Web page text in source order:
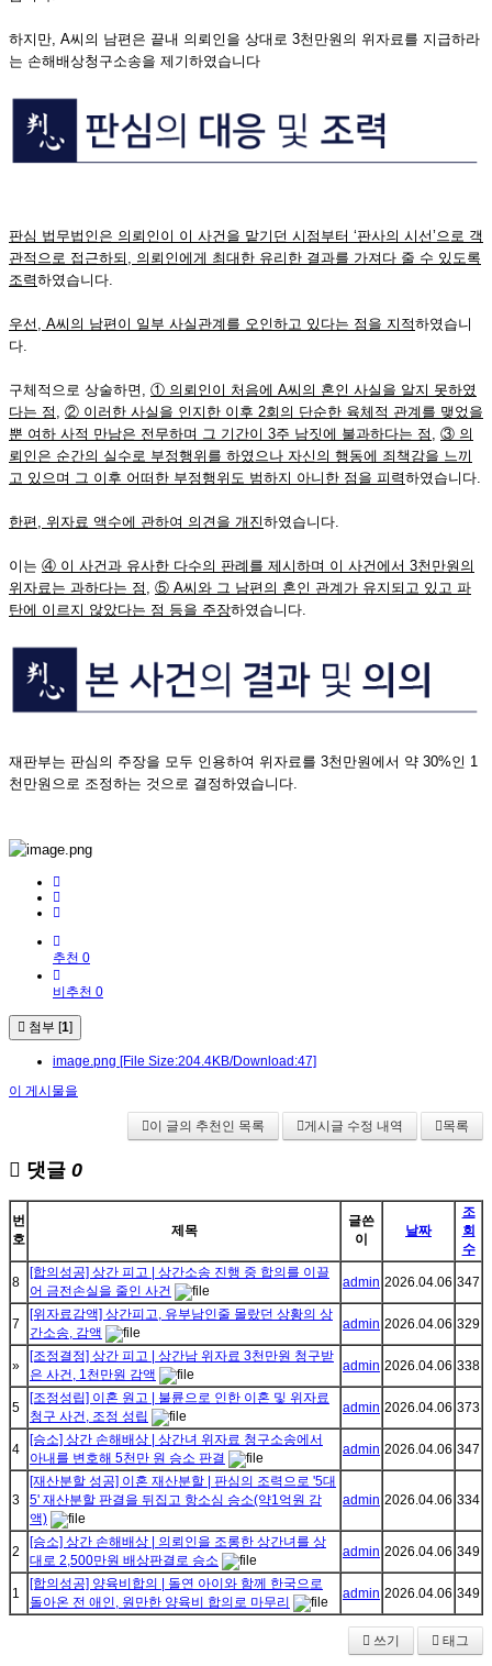
하지만, A씨의 남편은 끝내 의뢰인을 상대로 3천만원의 위자료를 지급하라
는 손해배상청구소송을 제기하였습니다
판심 법무법인은 의뢰인이 이 사건을 맡기던 시점부터 ‘판사의 시선’으로 객
관적으로 접근하되 , 의뢰인에게 최대한 유리한 결과를 가져다 줄 수 있도록
조력하였습니다.
우선 , A씨의 남편이 일부 사실관계를 오인하고 있다는 점을 지적하였습니
다.
구체적으로 상술하면, ① 의뢰인이 처음에 A씨의 혼인 사실을 알지 못하였
다는 점 , ② 이러한 사실을 인지한 이후 2회의 단순한 육체적 관계를 맺었을
뿐 여하 사적 만남은 전무하며 그 기간이 3주 남짓에 불과하다는 점 , ③ 의
뢰인은 순간의 실수로 부정행위를 하였으나 자신의 행동에 죄책감을 느끼
고 있으며 그 이후 어떠한 부정행위도 범하지 아니한 점을 피력하였습니다.
한편 , 위자료 액수에 관하여 의견을 개진하였습니다.
이는 ④ 이 사건과 유사한 다수의 판례를 제시하며 이 사건에서 3천만원의
위자료는 과하다는 점 , ⑤ A씨와 그 남편의 혼인 관계가 유지되고 있고 파
탄에 이르지 않았다는 점 등을 주장하였습니다.
재판부는 판심의 주장을 모두 인용하여 위자료를 3천만원에서 약 30%인 1
천만원으로 조정하는 것으로 결정하였습니다.
추천 0
비추천 0
첨부 [1]
image.png [File Size:204.4KB/Download:47]
이 게시물을
이 글의 추천인 목록 게시글 수정 내역 목록
댓글 0
번
호
제목
글쓴
이
날짜
조
회
수
8
[합의성공] 상간 피고 | 상간소송 진행 중 합의를 이끌
어 금전손실을 줄인 사건
admin 2026.04.06 347
7
[위자료감액] 상간피고, 유부남인줄 몰랐던 상황의 상
간소송, 감액
admin 2026.04.06 329
»
[조정결정] 상간 피고 | 상간남 위자료 3천만원 청구받
은 사건, 1천만원 감액
admin 2026.04.06 338
5
[조정성립] 이혼 원고 | 불륜으로 인한 이혼 및 위자료
청구 사건, 조정 성립
admin 2026.04.06 373
4
[승소] 상간 손해배상 | 상간녀 위자료 청구소송에서
아내를 변호해 5천만 원 승소 판결
admin 2026.04.06 347
3
[재산분할 성공] 이혼 재산분할 | 판심의 조력으로 '5대
5' 재산분할 판결을 뒤집고 항소심 승소(약1억원 감
액)
admin 2026.04.06 334
2
[승소] 상간 손해배상 | 의뢰인을 조롱한 상간녀를 상
대로 2,500만원 배상판결로 승소
admin 2026.04.06 349
1
[합의성공] 양육비합의 | 돌연 아이와 함께 한국으로
돌아온 전 애인, 원만한 양육비 합의로 마무리
admin 2026.04.06 349
쓰기 태그